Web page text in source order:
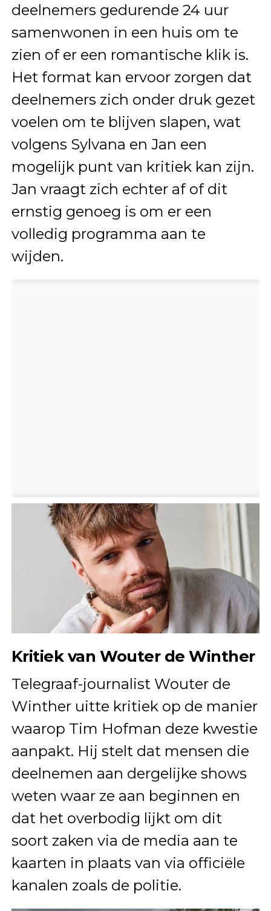
deelnemers gedurende 24 uur
samenwonen in een huis om te
zien of er een romantische klik is.
Het format kan ervoor zorgen dat
deelnemers zich onder druk gezet
voelen om te blijven slapen, wat
volgens Sylvana en Jan een
mogelijk punt van kritiek kan zijn.
Jan vraagt zich echter af of dit
ernstig genoeg is om er een
volledig programma aan te
wijden.
Kritiek van Wouter de Winther
Telegraaf-journalist Wouter de
Winther uitte kritiek op de manier
waarop Tim Hofman deze kwestie
aanpakt. Hij stelt dat mensen die
deelnemen aan dergelijke shows
weten waar ze aan beginnen en
dat het overbodig lijkt om dit
soort zaken via de media aan te
kaarten in plaats van via officiële
kanalen zoals de politie.